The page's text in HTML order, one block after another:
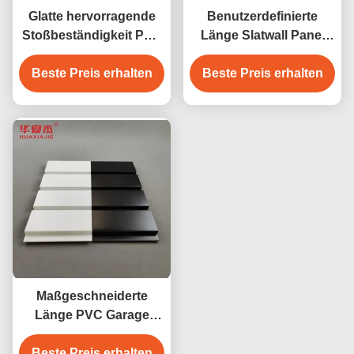
Glatte hervorragende
Stoßbeständigkeit PVC
Garagenwand
Haltbarkeit PVC Balk
Slatwall
Beste Preis erhalten
Benutzerdefinierte
Länge Slatwall Panel
farbenfrohe
Garagenplatte
Innenwanddekoration
Beste Preis erhalten
Maßgeschneiderte
Länge PVC Garage
Wand mit